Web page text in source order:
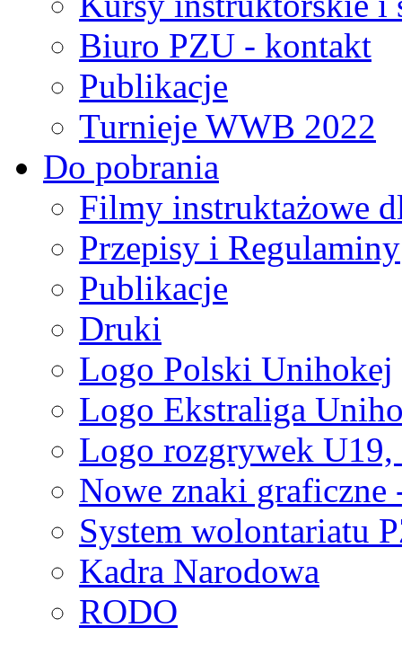
Biuro PZU - kontakt
Publikacje
Turnieje WWB 2022
Do pobrania
Filmy instruktażowe
Przepisy i Regulaminy
Publikacje
Druki
Logo Polski Unihokej
Logo Ekstraliga
Logo rozgrywek
Nowe znaki graficzne
System wolontariatu
Kadra Narodowa
RODO